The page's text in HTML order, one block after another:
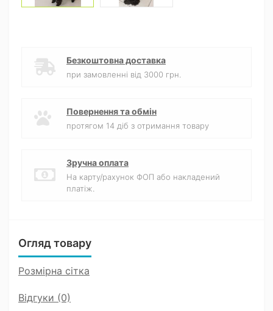
Безкоштовна доставка
при замовленні від 3000 грн.
Повернення та обмін
протягом 14 діб з отримання товару
Зручна оплата
На карту/рахунок ФОП або накладений
платіж.
Огляд товару
Розмірна сітка
Відгуки (0)